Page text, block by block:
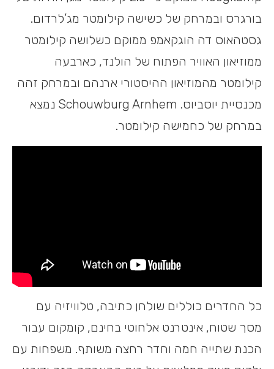
בורגרס ובמרחק של כשישה קילומטר מג’לרדום.
גסטהאוס דה הוגקאמפ ממוקם כשלושה קילומטר
ממוזיאון האוויר הפתוח של הולנד, כארבעה
קילומטר מהמוזיאון ההיסטורי ארנהם ובמרחק זהה
מכנסיית יוסביוס. Schouwburg Arnhem נמצא
במרחק של כחמישה קילומטר.
כל החדרים כוללים שולחן כתיבה, טלוויזיה עם
מסך שטוח, אינטרנט אלחוטי בחינם, קומקום עבור
הכנת שתייה חמה וחדר רחצה משותף. משפחות עם